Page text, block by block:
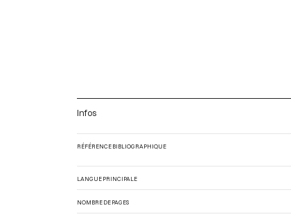
Infos
RÉFÉRENCE BIBLIOGRAPHIQUE
LANGUE PRINCIPALE
NOMBRE DE PAGES